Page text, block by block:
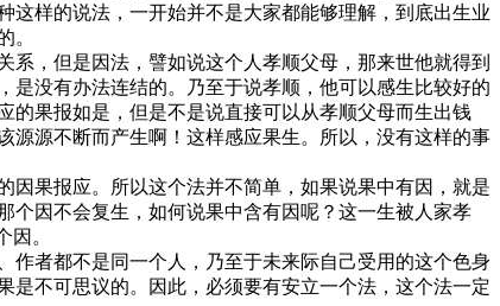
样的说法，一开始并不是大家都能够理解，到底出生业
。
，但是因法，譬如说这个人孝顺父母，那来世他就得到
没有办法连结的。乃至于说孝顺，他可以感生比较好的
的果报如是，但是不是说直接可以从孝顺父母而生出钱
源源不断而产生啊！这样感应果生。所以，没有这样的事
果报应。所以这个法并不简单，如果说果中有因，就是
个因不会复生，如何说果中含有因呢？这一生被人家孝
。
者都不是同一个人，乃至于未来际自己受用的这个色身
不可思议的。因此，必须要有安立一个法，这个法一定